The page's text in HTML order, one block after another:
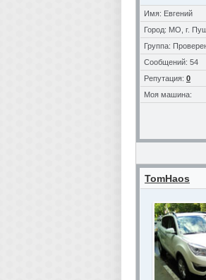
Имя: Евгений
Город: МО, г.
Группа:
Сообщений: 54
Репутация: 0
Моя машина:
TomHaos